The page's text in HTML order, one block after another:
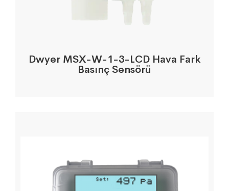
Dwyer MSX-W-1-3-LCD Hava Fark
Basınç Sensörü